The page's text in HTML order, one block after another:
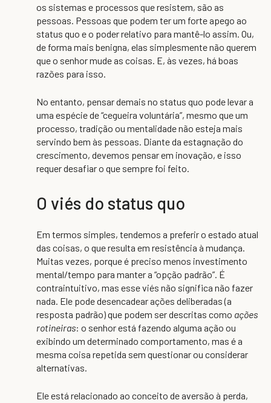
os sistemas e processos que resistem, são as
pessoas. Pessoas que podem ter um forte apego ao
status quo e o poder relativo para mantê-lo assim. Ou,
de forma mais benigna, elas simplesmente não querem
que o senhor mude as coisas. E, às vezes, há boas
razões para isso.
No entanto, pensar demais no status quo pode levar a
uma espécie de “cegueira voluntária”, mesmo que um
processo, tradição ou mentalidade não esteja mais
servindo bem às pessoas. Diante da estagnação do
crescimento, devemos pensar em inovação, e isso
requer desafiar o que sempre foi feito.
O viés do status quo
Em termos simples, tendemos a preferir o estado atual
das coisas, o que resulta em resistência à mudança.
Muitas vezes, porque é preciso menos investimento
mental/tempo para manter a “opção padrão”. É
contraintuitivo, mas esse viés não significa não fazer
nada. Ele pode desencadear ações deliberadas (a
resposta padrão) que podem ser descritas como ações
rotineiras: o senhor está fazendo alguma ação ou
exibindo um determinado comportamento, mas é a
mesma coisa repetida sem questionar ou considerar
alternativas.
Ele está relacionado ao conceito de aversão à perda,